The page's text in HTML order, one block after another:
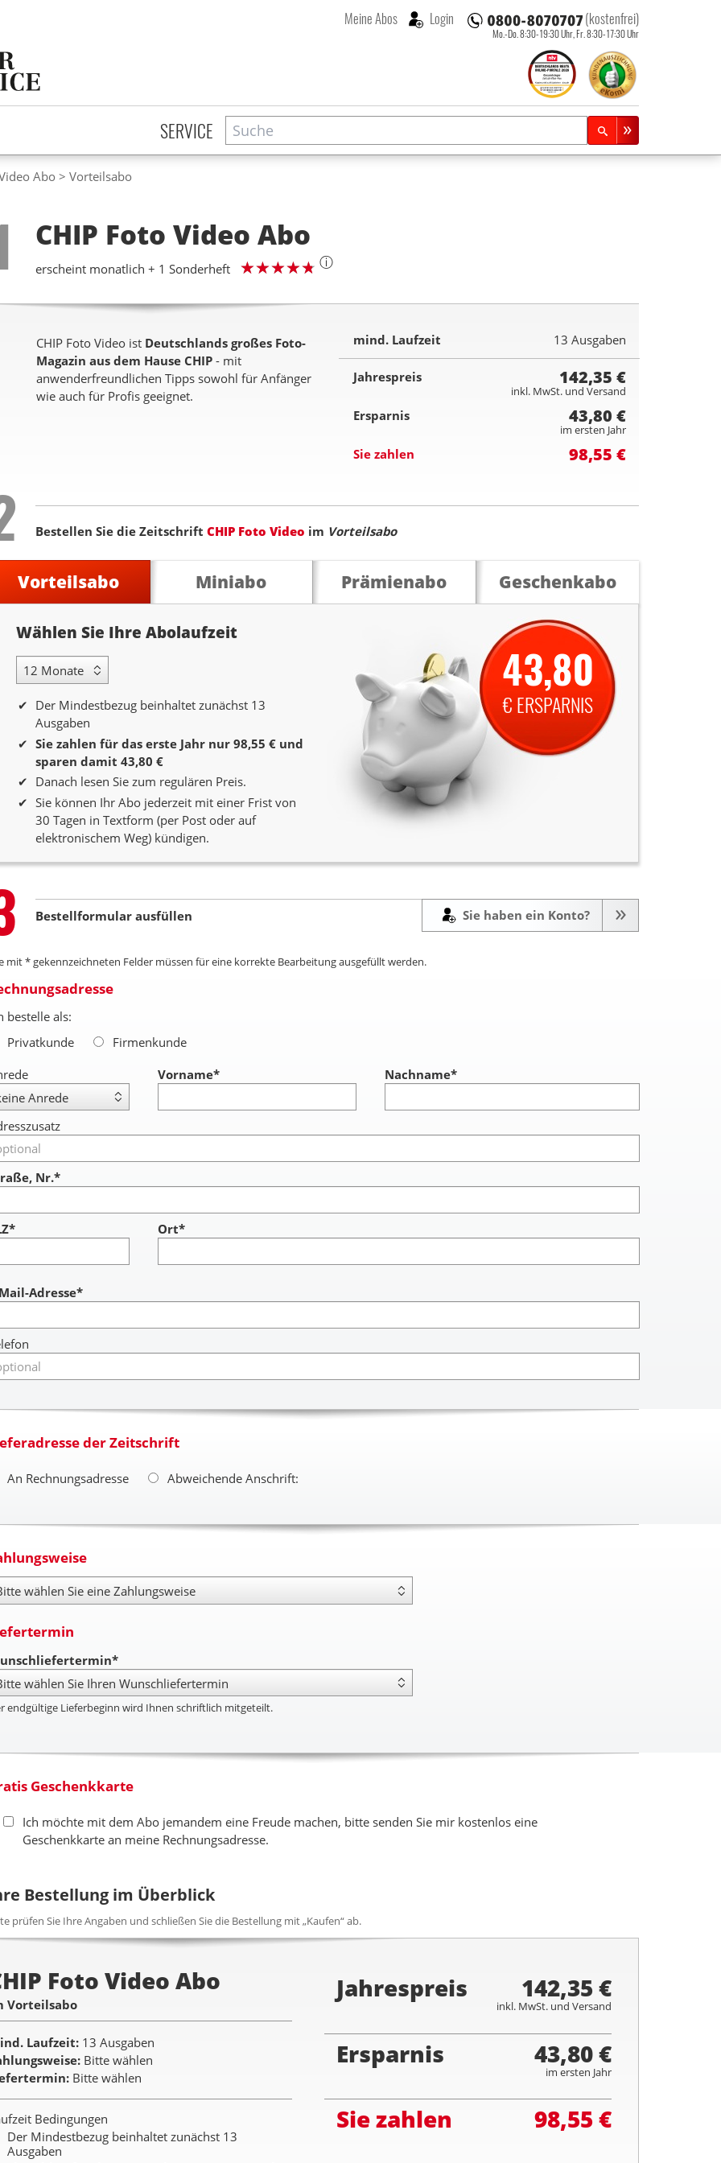
(kostenfrei)
Mo.-Do. 8:30-19:30 Uhr, Fr. 8:30-17:30 Uhr
Meine Abos Login
SERVICE Suche
Zeitschriftensuche
Abo Vorteilsabo
CHIP Foto Video Abo
erscheint monatlich + 1 Sonderheft ⓘ
CHIP Foto Video ist Deutschlands großes Foto-
Magazin aus dem Hause CHIP - mit
anwenderfreundlichen Tipps sowohl für Anfänger
wie auch für Profis geeignet.
mind. Laufzeit 13 Ausgaben
Jahrespreis 142,35 €
inkl. MwSt. und Versand
Ersparnis 43,80 €
im ersten Jahr
Sie zahlen 98,55 €
Bestellen Sie die Zeitschrift CHIP Foto Video im Vorteilsabo
Vorteilsabo Miniabo Prämienabo Geschenkabo
Wählen Sie Ihre Abolaufzeit
12 Monate Laufzeit
Der Mindestbezug beinhaltet zunächst 13
Ausgaben
Sie zahlen für das erste Jahr nur 98,55 € und
sparen damit 43,80 €
Danach lesen Sie zum regulären Preis.
Sie können Ihr Abo jederzeit mit einer Frist von
30 Tagen in Textform (per Post oder auf
elektronischem Weg) kündigen.
43,80
€ ERSPARNIS
Bestellformular ausfüllen Sie haben ein Konto?
mit * gekennzeichneten Felder müssen für eine korrekte Bearbeitung ausgefüllt werden.
bestelle als:
Privatkunde
Firmenkunde
Vorname* Nachname*
Nr.*
Ort*
Adresse*
der Zeitschrift
An Rechnungsadresse Abweichende Anschrift:
endgültige Lieferbeginn wird Ihnen schriftlich mitgeteilt.
Geschenkkarte
Ich möchte mit dem Abo jemandem eine Freude machen, bitte senden Sie mir kostenlos eine
Geschenkkarte an meine Rechnungsadresse.
Bestellung im Überblick
prüfen Sie Ihre Angaben und schließen Sie die Bestellung mit „Kaufen“ ab.
Foto Video Abo
Vorteilsabo
Laufzeit 13 Ausgaben
Bitte wählen
Bitte wählen
Bedingungen
Der Mindestbezug beinhaltet zunächst 13
Ausgaben
Jahrespreis 142,35 €
inkl. MwSt. und Versand
Ersparnis 43,80 €
im ersten Jahr
Sie zahlen 98,55 €